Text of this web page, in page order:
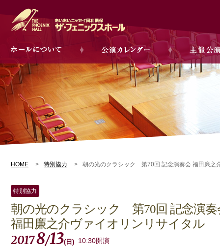
HOME 特別協力 朝の光のクラシック 第70回 記念演奏会 福田廉之
特別協力
朝の光のクラシック 第70回 記念演奏
福田廉之介ヴァイオリンリサイタル
20178/13( 日 ) 10:30開演